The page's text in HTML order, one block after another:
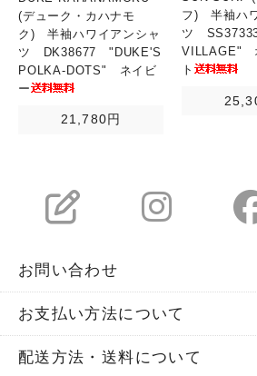
(デューク・カハナモ
ク) 半袖ハワイアンシャ
ツ DK38677 "DUKE'S
POLKA-DOTS" ネイビ
ー
21,780円
フ) 半袖ハ
ツ
VILLAGE"
ト
お問い合わせ
お支払い方法について
配送方法・送料について